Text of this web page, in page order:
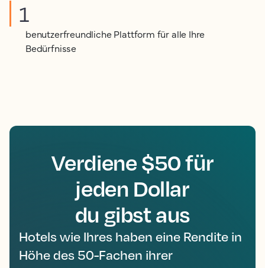
1
benutzerfreundliche Plattform für alle Ihre
Bedürfnisse
Verdiene $50 für
jeden Dollar
du gibst aus
Hotels wie Ihres haben eine Rendite in
Höhe des 50-Fachen ihrer